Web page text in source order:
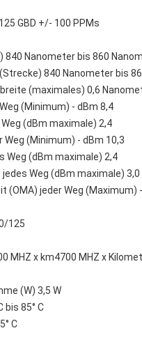
GBD +/- 100 PPMs
Nanometer bis 860
840 Nanometer bis
(maximales) 0,6
(Minimum) - dBm 8,4
(dBm maximale) 2,4
(Minimum) - dBm 10,3
Weg (dBm maximale) 2,4
Weg (dBm maximale) 3,0
jeder Weg (Maximum)
125
MHZ x km4700 MHZ x
(W) 3,5 W
85° C
C